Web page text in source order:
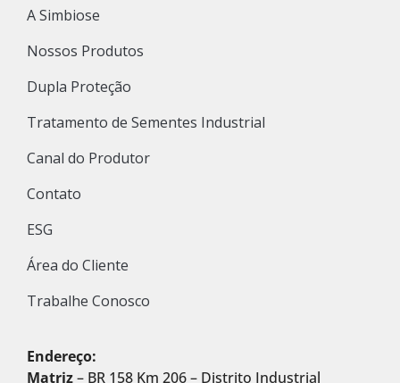
A Simbiose
Nossos Produtos
Dupla Proteção
Tratamento de Sementes Industrial
Canal do Produtor
Contato
ESG
Área do Cliente
Trabalhe Conosco
Endereço:
Matriz– BR 158 Km 206 – Distrito Industrial